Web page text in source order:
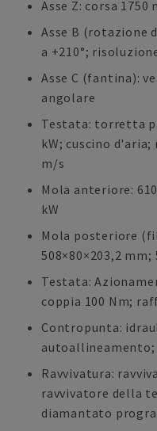
Asse Z: corsa
Asse B (rotazione
a +210°;
Asse C (fantina):
angolare
Testata: torretta
kW; cuscino
m/s
Mola anteriore:
kW
Mola posteriore
508×80×203,2 mm;
Testata:
coppia 100 Nm;
Contropunta:
Ravvivatura:
ravvivatore della
diamantato